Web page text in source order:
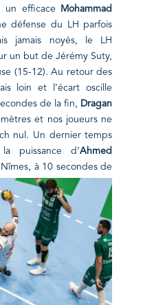
un efficace
Mohammad
défense du LH parfois
jamais noyés, le LH
un but de Jérémy Suty,
(15-12). Au retour des
loin et l’écart oscille
de la fin, Dragan
et nos joueurs ne
nul. Un dernier temps
puissance d’Ahmed
à 10 secondes de